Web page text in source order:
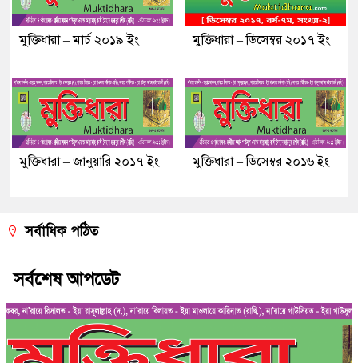
মুক্তিধারা – মার্চ ২০১৯ ইং মুক্তিধারা – ডিসেম্বর ২০১৭ ইং
মুক্তিধারা – জানুয়ারি ২০১৭ ইং মুক্তিধারা – ডিসেম্বর ২০১৬ ইং
সর্বাধিক পঠিত
সর্বশেষ আপডেট